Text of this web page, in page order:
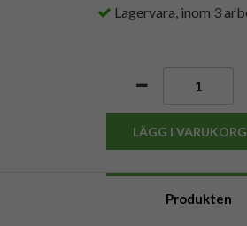
Lagervara, inom 3
LÄGG I
Produkten